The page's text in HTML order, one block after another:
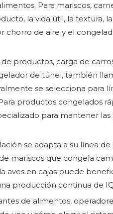
Para mariscos,
la vida útil, la textura,
chorro de aire y el
productos, carga de
de túnel, también
se selecciona para
productos congelados
para mantener las
se adapta a su línea
mariscos que congela
aves en cajas puede
producción continua de
de alimentos,